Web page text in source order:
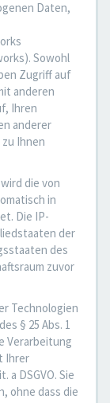
Daten,
Sowohl
Zugriff auf
anderen
Ihren
anderer
Ihnen
die von
in
Die IP-
der
des
zuvor
Technologien
§ 25 Abs. 1
Verarbeitung
Ihrer
a DSGVO. Sie
ohne dass die